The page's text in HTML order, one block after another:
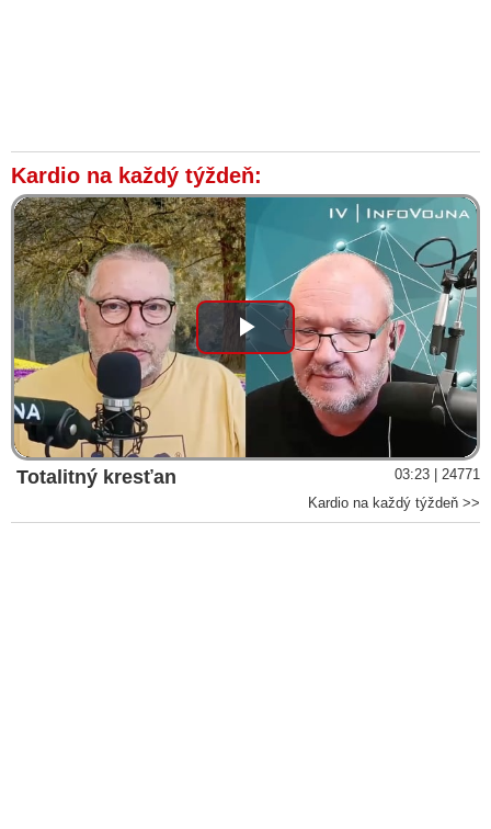
Kardio na každý týždeň:
Play
Video
Totalitný kresťan
03:23 | 24771
Kardio na každý týždeň >>